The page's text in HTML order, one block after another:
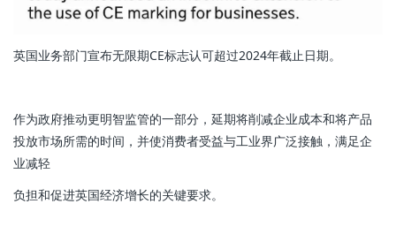
英国业务部门宣布无限期CE标志认可超过2024年截止日期。
作为政府推动更明智监管的一部分，延期将削减企业成本和将产品
投放市场所需的时间，并使消费者受益与工业界广泛接触，满足企
业减轻
负担和促进英国经济增长的关键要求。